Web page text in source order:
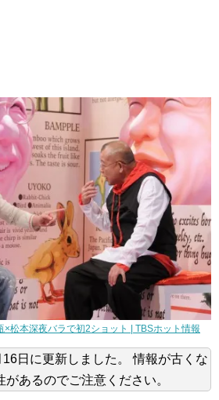
×松本深夜バラで初2ショット | TBSホット情報
日 に更新しました。
情報が古くな
があるのでご注意ください。